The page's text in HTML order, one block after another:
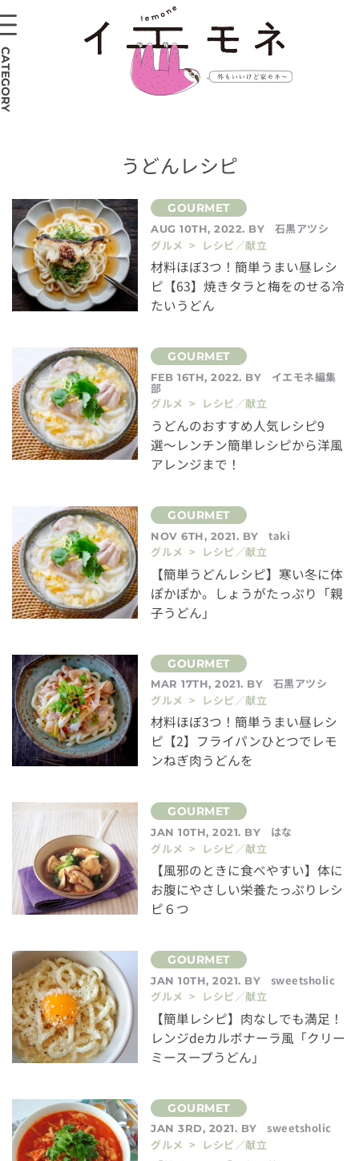
うどんレシピ
AUG 10TH, 2022. BY
石黒アツシ
グルメ > レシピ／献立
材料ほぼ3つ！簡単うまい昼レシ
ピ【63】焼きタラと梅をのせる冷
たいうどん
FEB 16TH, 2022. BY イエモネ編集
部
グルメ > レシピ／献立
うどんのおすすめ人気レシピ9
選〜レンチン簡単レシピから洋風
アレンジまで！
NOV 6TH, 2021. BY
taki
グルメ > レシピ／献立
【簡単うどんレシピ】寒い冬に体
ぽかぽか。しょうがたっぷり「親
子うどん」
MAR 17TH, 2021. BY
石黒アツシ
グルメ > レシピ／献立
材料ほぼ3つ！簡単うまい昼レシ
ピ【2】フライパンひとつでレモ
ンねぎ肉うどんを
JAN 10TH, 2021. BY
はな
グルメ > レシピ／献立
【風邪のときに食べやすい】体に
お腹にやさしい栄養たっぷりレシ
ピ６つ
JAN 10TH, 2021. BY
sweetsholic
グルメ > レシピ／献立
【簡単レシピ】肉なしでも満足！
レンジdeカルボナーラ風「クリー
ミースープうどん」
JAN 3RD, 2021. BY
sweetsholic
グルメ > レシピ／献立